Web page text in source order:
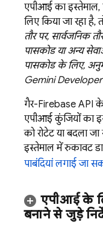
एपीआई का इस्तेमाल,
लिए किया जा रहा है,
तौर पर, सार्वजनिक
पासकोड या अन्य
पासकोड के लिए,
Gemini
गैर-Firebase API
एपीआई कुंजियों का
को रोटेट या बदला
इस्तेमाल में रुकावट
पाबंदियां लगाई जा
एपीआई के
बनाने से जुड़े